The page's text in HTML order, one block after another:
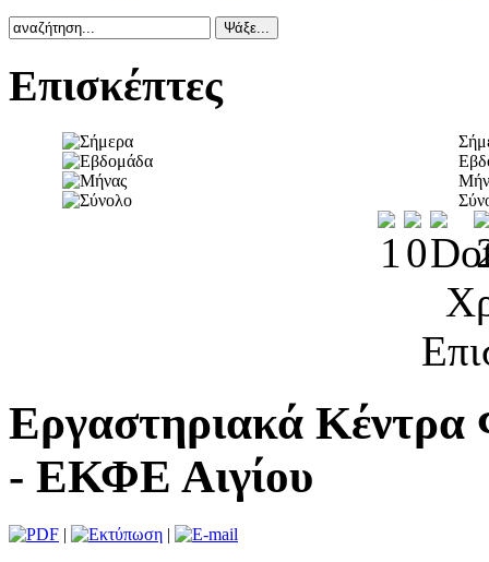
Επισκέπτες
Εργαστηριακά Κέντρα
- ΕΚΦΕ Αιγίου
| |